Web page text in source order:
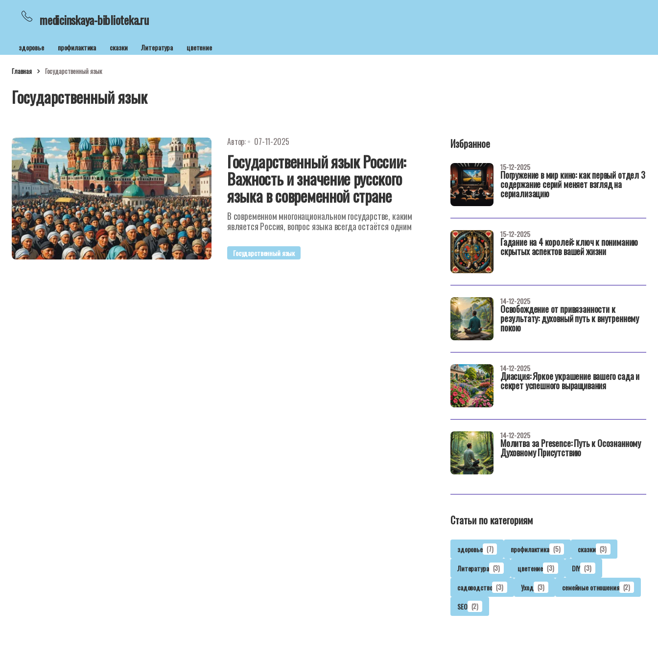
medicinskaya-biblioteka.ru
здоровье профилактика сказки Литература цветение
Главная Государственный язык
Государственный язык
Автор: 07-11-2025
Государственный язык России:
Важность и значение русского
языка в современной стране
В современном многонациональном государстве, каким
является Россия, вопрос языка всегда остаётся одним
Государственный язык
Избранное
Погружение в мир кино: как первый отдел 3
содержание серий меняет взгляд на
сериализацию
15-12-2025
Гадание на 4 королей: ключ к пониманию
скрытых аспектов вашей жизни
15-12-2025
Освобождение от привязанности к
результату: духовный путь к внутреннему
покою
14-12-2025
Диасция: Яркое украшение вашего сада и
секрет успешного выращивания
14-12-2025
Молитва за Presence: Путь к Осознанному
Духовному Присутствию
14-12-2025
Статьи по категориям
здоровье (7) профилактика (5) сказки (3)
Литература (3) цветение (3) DIY (3)
садоводство (3) Уход (3) семейные отношения (2)
SEO (2)